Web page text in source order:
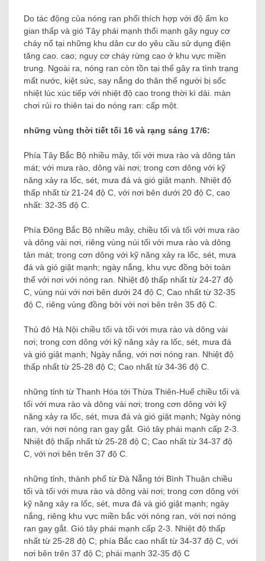
Do tác động của nóng ran phối thích hợp với độ ẩm ko
gian thấp và gió Tây phái mạnh thổi mạnh gây nguy cơ
cháy nổ tại những khu dân cư do yêu cầu sử dụng điện
tăng cao. cao; nguy cơ cháy rừng cao ở khu vực miền
trung. Ngoài ra, nóng ran còn tồn tại thể gây ra tình trạng
mất nước, kiệt sức, say nắng do thân thể người bị sốc
nhiệt lúc xúc tiếp với nhiệt độ cao trong thời kì dài. màn
chơi rủi ro thiên tai do nóng ran: cấp một.
những vùng thời tiết tối 16 và rạng sáng 17/6:
Phía Tây Bắc Bộ nhiều mây, tối với mưa rào và dông tản
mát; với mưa rào, dông vài nơi; trong cơn dông với kỹ
năng xảy ra lốc, sét, mưa đá và gió giật mạnh. Nhiệt độ
thấp nhất từ ​​21-24 độ C, với nơi bên dưới 20 độ C, cao
nhất: 32-35 độ C.
Phía Đông Bắc Bộ nhiều mây, chiều tối và tối với mưa rào
và dông vài nơi, riêng vùng núi tối với mưa rào và dông
tản mát; trong cơn dông với kỹ năng xảy ra lốc, sét, mưa
đá và gió giật mạnh; ngày nắng, khu vực đồng bởi toàn
thể với nơi với nóng ran. Nhiệt độ thấp nhất từ ​​24-27 độ
C, vùng núi với nơi bên dưới 24 độ C; Cao nhất từ ​​32-35
độ C, riêng vùng đồng bởi với nơi bên trên 35 độ C.
Thủ đô Hà Nội chiều tối và tối với mưa rào và dông vài
nơi; trong cơn dông với kỹ năng xảy ra lốc, sét, mưa đá
và gió giật mạnh; Ngày nắng, với nơi nóng ran. Nhiệt độ
thấp nhất từ ​​25-28 độ C; Cao nhất từ ​​34-36 độ C.
những tỉnh từ Thanh Hóa tới Thừa Thiên-Huế chiều tối và
tối với mưa rào và dông vài nơi; trong cơn dông với kỹ
năng xảy ra lốc, sét, mưa đá và gió giật mạnh; Ngày nóng
ran, với nơi nóng ran gay gắt. Gió tây phái mạnh cấp 2-3.
Nhiệt độ thấp nhất từ ​​25-28 độ C; Cao nhất từ ​​34-37 độ
C, với nơi bên trên 37 độ C.
những tỉnh, thành phố từ Đà Nẵng tới Bình Thuận chiều
tối và tối với mưa rào và dông vài nơi; trong cơn dông với
kỹ năng xảy ra lốc, sét, mưa đá và gió giật mạnh; ngày
nắng, riêng khu vực miền bắc với nóng ran, với nơi nóng
ran gay gắt. Gió tây phái mạnh cấp 2-3. Nhiệt độ thấp
nhất từ ​​25-28 độ C; phía Bắc cao nhất từ ​​34-37 độ C, với
nơi bên trên 37 độ C; phái mạnh 32-35 độ C